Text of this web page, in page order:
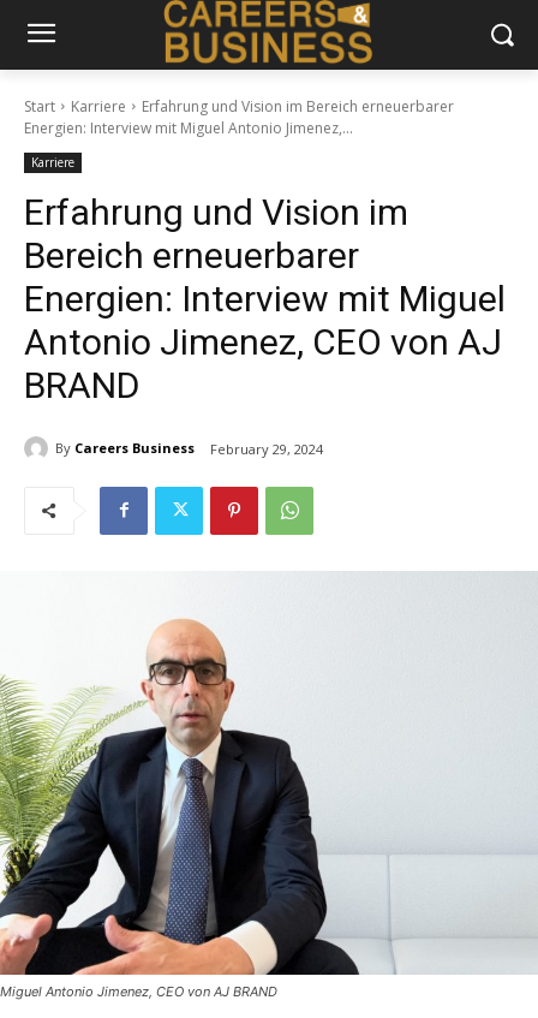
Start Karriere
Erfahrung und Vision im Bereich erneuerbarer
Energien: Interview mit Miguel Antonio Jimenez,...
Karriere
Erfahrung und Vision im
Bereich erneuerbarer
Energien: Interview mit Miguel
Antonio Jimenez, CEO von AJ
BRAND
By Careers Business February 29, 2024
Miguel Antonio Jimenez, CEO von AJ BRAND